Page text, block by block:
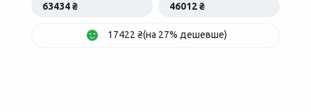
63434 ₴ 46012 ₴
17422 ₴(на 27% дешевше)